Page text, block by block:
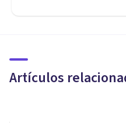
Artículos
Maprotilina:
psicofármaco